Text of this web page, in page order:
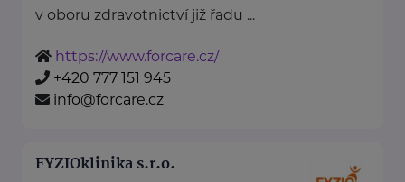
v oboru zdravotnictví již řadu ...
https://www.forcare.cz/
+420 777 151 945
info@forcare.cz
FYZIOklinika s.r.o.